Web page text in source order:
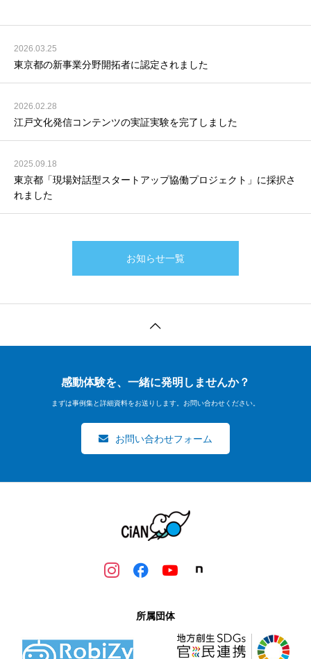
2026.03.25
東京都の新事業分野開拓者に認定されました
2026.02.28
江戸文化発信コンテンツの実証実験を完了しました
2025.09.18
東京都「現場対話型スタートアップ協働プロジェクト」に採択さ
れました
お知らせ一覧
感動体験を、一緒に発明しませんか？
まずは事例集と詳細資料をお送りします。お問い合わせください。
お問い合わせフォーム
所属団体